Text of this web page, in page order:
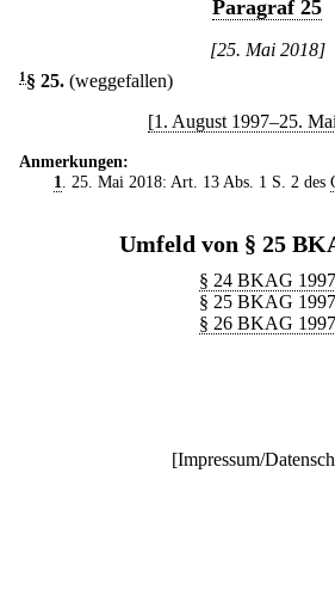
Paragraf 25
[25. Mai 2018]
1 § 25. (weggefallen)
[1. August 1997–25.
Anmerkungen:
1
. 25. Mai 2018: Art. 13 Abs. 1 S. 2 des
Umfeld von § 25
§ 24 BKAG 1997
§ 25 BKAG 1997
§ 26 BKAG 1997
[Impressum/